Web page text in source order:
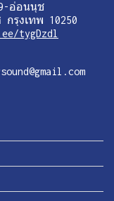
อ่อนนุช
กรุงเทพ 10250
tygDzdl